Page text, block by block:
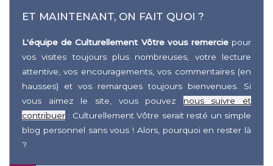
ET MAINTENANT, ON FAIT QUOI ?
L'équipe de Culturellement Vôtre vous remerciepour
vos visites toujours plus nombreuses, votre lecture
attentive, vos encouragements, vos commentaires (en
hausses) et vos remarques toujours bienvenues. Si
vous aimez le site, vous pouvez nous suivre et
contribuer : Culturellement Vôtre serait resté un simple
blog personnel sans vous ! Alors, pourquoi en rester là
?